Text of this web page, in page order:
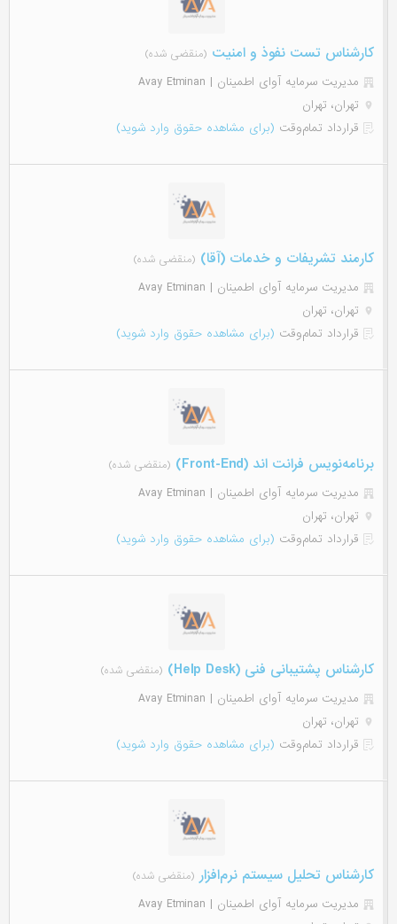
کارشناس تست نفوذ و امنیت (منقضی شده)
مدیریت سرمایه آوای اطمینان | Avay Etminan
تهران، تهران
قرارداد تمام‌وقت (برای مشاهده حقوق وارد شوید)
کارمند تشریفات و خدمات (آقا) (منقضی شده)
مدیریت سرمایه آوای اطمینان | Avay Etminan
تهران، تهران
قرارداد تمام‌وقت (برای مشاهده حقوق وارد شوید)
برنامه‌نویس فرانت اند (Front-End) (منقضی شده)
مدیریت سرمایه آوای اطمینان | Avay Etminan
تهران، تهران
قرارداد تمام‌وقت (برای مشاهده حقوق وارد شوید)
کارشناس پشتیبانی فنی (Help Desk) (منقضی شده)
مدیریت سرمایه آوای اطمینان | Avay Etminan
تهران، تهران
قرارداد تمام‌وقت (برای مشاهده حقوق وارد شوید)
کارشناس تحلیل سیستم نرم‌افزار (منقضی شده)
مدیریت سرمایه آوای اطمینان | Avay Etminan